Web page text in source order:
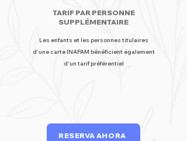
TARIF PAR PERSONNE
SUPPLÉMENTAIRE
Les enfants et les personnes titulaires
d'une carte INAPAM bénéficient également
d'un tarif préférentiel
RESERVA AHORA